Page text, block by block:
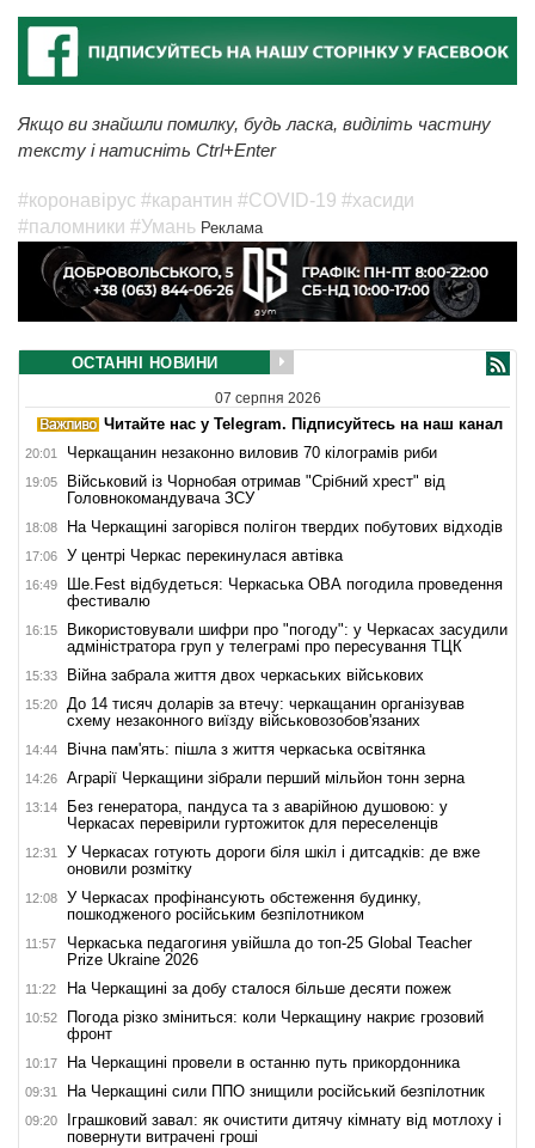
Якщо ви знайшли помилку, будь ласка, виділіть частину
тексту і натисніть Ctrl+Enter
#коронавірус #карантин #COVID-19 #хасиди
#паломники #Умань Реклама
ОСТАННІ НОВИНИ
07 серпня 2026
Читайте нас у Telegram. Підписуйтесь на наш канал
20:01 Черкащанин незаконно виловив 70 кілограмів риби
19:05
Військовий із Чорнобая отримав "Срібний хрест" від
Головнокомандувача ЗСУ
18:08 На Черкащині загорівся полігон твердих побутових відходів
17:06 У центрі Черкас перекинулася автівка
16:49
Ше.Fest відбудеться: Черкаська ОВА погодила проведення
фестивалю
16:15
Використовували шифри про "погоду": у Черкасах засудили
адміністратора груп у телеграмі про пересування ТЦК
15:33 Війна забрала життя двох черкаських військових
15:20
До 14 тисяч доларів за втечу: черкащанин організував
схему незаконного виїзду військовозобов'язаних
14:44 Вічна пам'ять: пішла з життя черкаська освітянка
14:26 Аграрії Черкащини зібрали перший мільйон тонн зерна
13:14
Без генератора, пандуса та з аварійною душовою: у
Черкасах перевірили гуртожиток для переселенців
12:31
У Черкасах готують дороги біля шкіл і дитсадків: де вже
оновили розмітку
12:08
У Черкасах профінансують обстеження будинку,
пошкодженого російським безпілотником
11:57
Черкаська педагогиня увійшла до топ-25 Global Teacher
Prize Ukraine 2026
11:22 На Черкащині за добу сталося більше десяти пожеж
10:52
Погода різко зміниться: коли Черкащину накриє грозовий
фронт
10:17 На Черкащині провели в останню путь прикордонника
09:31 На Черкащині сили ППО знищили російський безпілотник
09:20
Іграшковий завал: як очистити дитячу кімнату від мотлоху і
повернути витрачені гроші